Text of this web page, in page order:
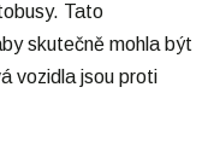
Tato
skutečně mohla být
vozidla jsou proti